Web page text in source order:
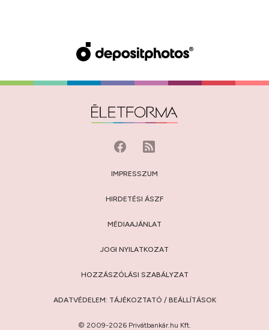
IMPRESSZUM
HIRDETÉSI ÁSZF
MÉDIAAJÁNLAT
JOGI NYILATKOZAT
HOZZÁSZÓLÁSI SZABÁLYZAT
ADATVÉDELEM: TÁJÉKOZTATÓ / BEÁLLÍTÁSOK
© 2009-2026 Privátbankár.hu Kft.